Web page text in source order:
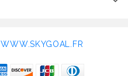
WWW.SKYGOAL.FR